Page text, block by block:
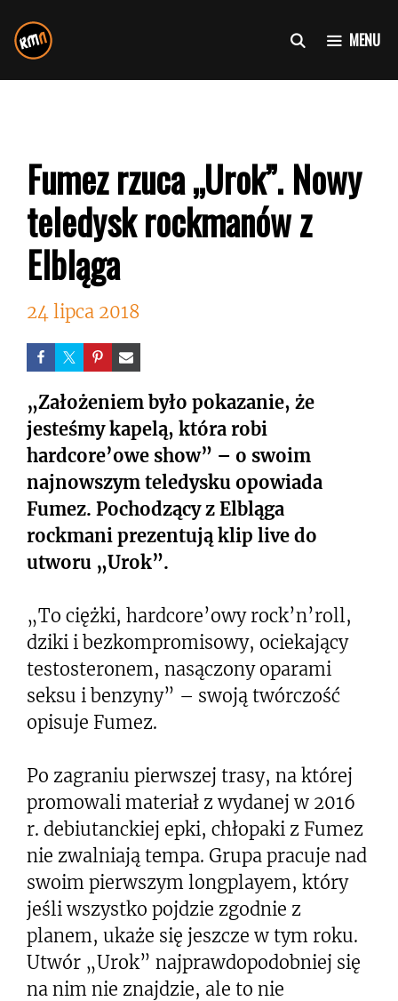
do
treści
MENU
Fumez rzuca „Urok”. Nowy
teledysk rockmanów z
Elbląga
24 lipca 2018
„Założeniem było pokazanie, że
jesteśmy kapelą, która robi
hardcore’owe show” – o swoim
najnowszym teledysku opowiada
Fumez. Pochodzący z Elbląga
rockmani prezentują klip live do
utworu „Urok”.
„To ciężki, hardcore’owy rock’n’roll,
dziki i bezkompromisowy, ociekający
testosteronem, nasączony oparami
seksu i benzyny” – swoją twórczość
opisuje Fumez.
Po zagraniu pierwszej trasy, na której
promowali materiał z wydanej w 2016
r. debiutanckiej epki, chłopaki z Fumez
nie zwalniają tempa. Grupa pracuje nad
swoim pierwszym longplayem, który
jeśli wszystko pojdzie zgodnie z
planem, ukaże się jeszcze w tym roku.
Utwór „Urok” najprawdopodobniej się
na nim nie znajdzie, ale to nie